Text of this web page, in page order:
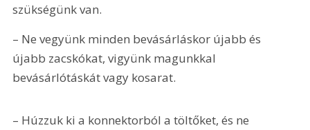
szükségünk van.
– Ne vegyünk minden bevásárláskor újabb és
újabb zacskókat, vigyünk magunkkal
bevásárlótáskát vagy kosarat.
– Húzzuk ki a konnektorból a töltőket, és ne